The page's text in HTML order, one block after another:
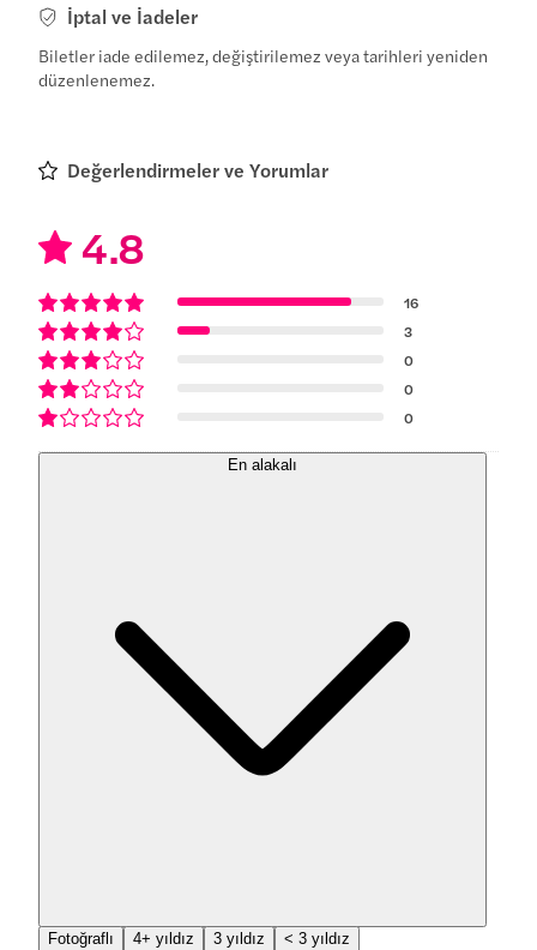
İptal ve İadeler
Biletler iade edilemez, değiştirilemez veya tarihleri yeniden
düzenlenemez.
Değerlendirmeler ve Yorumlar
4.8
16
3
0
0
0
En alakalı
Fotoğraflı 4+ yıldız 3 yıldız < 3 yıldız